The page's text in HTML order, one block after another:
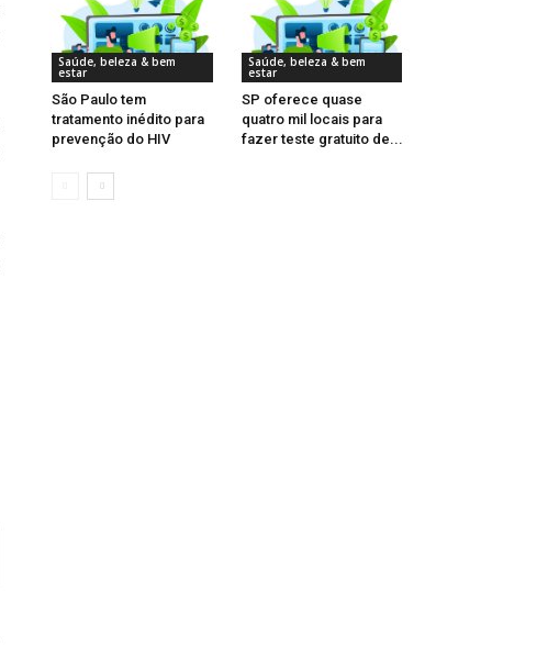
Saúde, beleza & bem
estar
São Paulo tem
tratamento inédito para
prevenção do HIV
Saúde, beleza & bem
estar
SP oferece quase
quatro mil locais para
fazer teste gratuito de...